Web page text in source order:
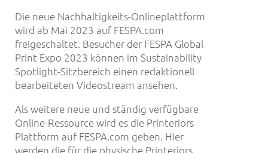
Die neue Nachhaltigkeits-Onlineplattform
wird ab Mai 2023 auf FESPA.com
freigeschaltet. Besucher der FESPA Global
Print Expo 2023 können im Sustainability
Spotlight-Sitzbereich einen redaktionell
bearbeiteten Videostream ansehen.
Als weitere neue und ständig verfügbare
Online-Ressource wird es die Printeriors
Plattform auf FESPA.com geben. Hier
werden die für die physische Printeriors